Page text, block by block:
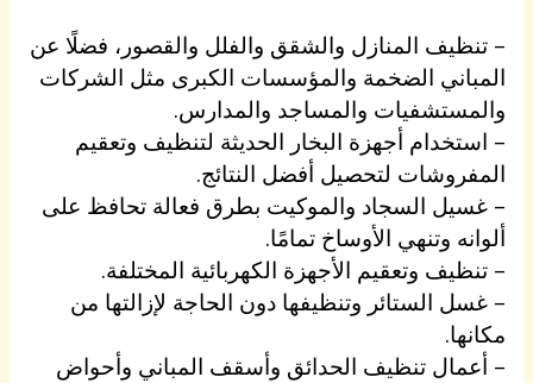
– تنظيف المنازل والشقق والفلل والقصور، فضلًا عن
المباني الضخمة والمؤسسات الكبرى مثل الشركات
والمستشفيات والمساجد والمدارس.
– استخدام أجهزة البخار الحديثة لتنظيف وتعقيم
المفروشات لتحصيل أفضل النتائج.
– غسيل السجاد والموكيت بطرق فعالة تحافظ على
ألوانه وتنهي الأوساخ تمامًا.
– تنظيف وتعقيم الأجهزة الكهربائية المختلفة.
– غسل الستائر وتنظيفها دون الحاجة لإزالتها من
مكانها.
– أعمال تنظيف الحدائق وأسقف المباني وأحواض